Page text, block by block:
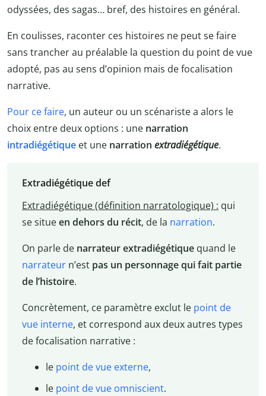
odyssées, des sagas… bref, des histoires en général.
En coulisses, raconter ces histoires ne peut se faire
sans trancher au préalable la question du point de vue
adopté, pas au sens d’opinion mais de focalisation
narrative.
Pour ce faire, un auteur ou un scénariste a alors le
choix entre deux options : une narration
intradiégétique et une narration extradiégétique.
Extradiégétique def
Extradiégétique (définition narratologique) : qui
se situeen dehors du récit, de la narration.
On parle de narrateur extradiégétiquequand le
narrateurn’est pas un personnage qui fait partie
de l’histoire.
Concrètement, ce paramètre exclut le point de
vue interne, et correspond aux deux autres types
de focalisation narrative :
le point de vue externe,
le point de vue omniscient.